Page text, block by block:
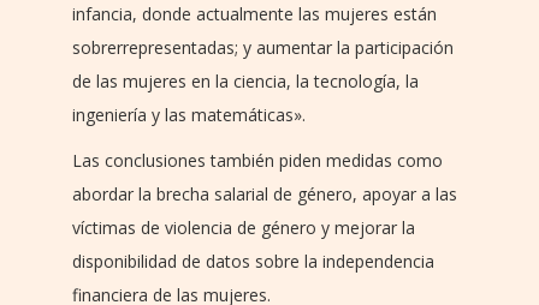
infancia, donde actualmente las mujeres están
sobrerrepresentadas; y aumentar la participación
de las mujeres en la ciencia, la tecnología, la
ingeniería y las matemáticas».
Las conclusiones también piden medidas como
abordar la brecha salarial de género, apoyar a las
víctimas de violencia de género y mejorar la
disponibilidad de datos sobre la independencia
financiera de las mujeres.